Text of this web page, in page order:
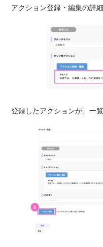
アクション登録・編集の詳
登録したアクションが、一